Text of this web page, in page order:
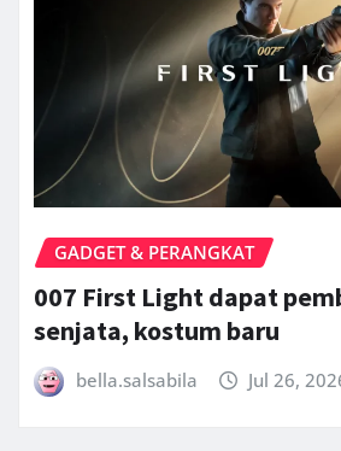
GADGET & PERANGKAT
007 First Light dapat
senjata, kostum baru
bella.salsabila Jul 26,